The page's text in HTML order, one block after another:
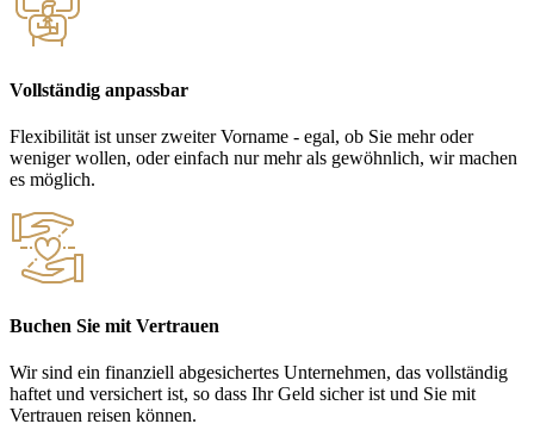
Vollständig anpassbar
Flexibilität ist unser zweiter Vorname - egal, ob Sie mehr oder
weniger wollen, oder einfach nur mehr als gewöhnlich, wir machen
es möglich.
Buchen Sie mit Vertrauen
Wir sind ein finanziell abgesichertes Unternehmen, das vollständig
haftet und versichert ist, so dass Ihr Geld sicher ist und Sie mit
Vertrauen reisen können.